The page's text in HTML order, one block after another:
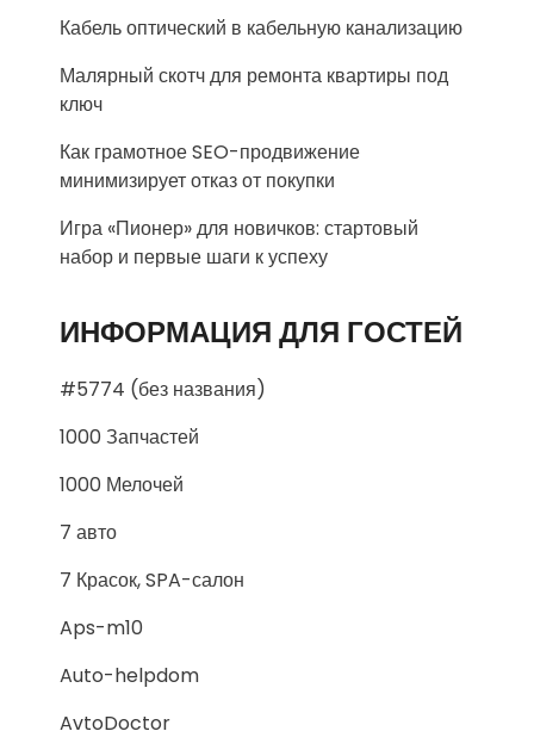
Кабель оптический в кабельную канализацию
Малярный скотч для ремонта квартиры под
ключ
Как грамотное SEO-продвижение
минимизирует отказ от покупки
Игра «Пионер» для новичков: стартовый
набор и первые шаги к успеху
ИНФОРМАЦИЯ ДЛЯ ГОСТЕЙ
#5774 (без названия)
1000 Запчастей
1000 Мелочей
7 авто
7 Красок, SPA-салон
Aps-m10
Auto-helpdom
AvtoDoctor